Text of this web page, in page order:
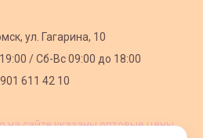
ул. Гагарина, 10
/Сб-Вс 09:00 до 18:00
611 42 10
на сайте указаны оптовые цены,